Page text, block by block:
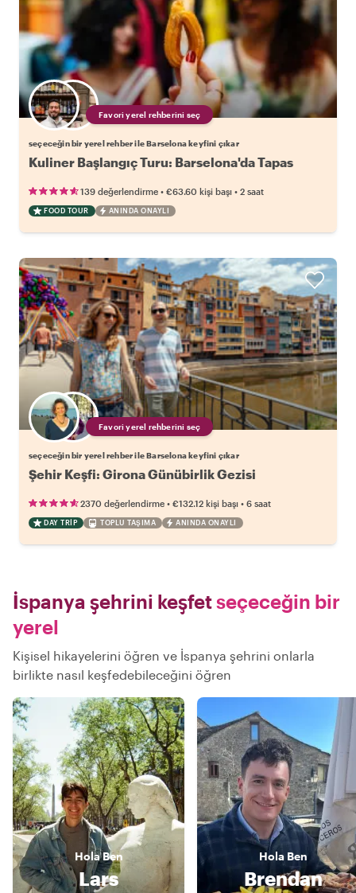
Favori yerel rehberini seç
seçeceğin bir yerel rehber ile Barselona keyfini çıkar
Kuliner Başlangıç Turu: Barselona'da Tapas
139 değerlendirme • €63.60 kişi başı • 2 saat
FOOD TOUR ANINDA ONAYLI
Favori yerel rehberini seç
seçeceğin bir yerel rehber ile Barselona keyfini çıkar
Şehir Keşfi: Girona Günübirlik Gezisi
2370 değerlendirme • €132.12 kişi başı • 6 saat
DAY TRIP TOPLU TAŞIMA ANINDA ONAYLI
İspanya şehrini keşfetseçeceğin bir
yerel
Kişisel hikayelerini öğren ve İspanya şehrini onlarla
birlikte nasıl keşfedebileceğini öğren
HolaBen
Lars
Hola Ben
Brendan